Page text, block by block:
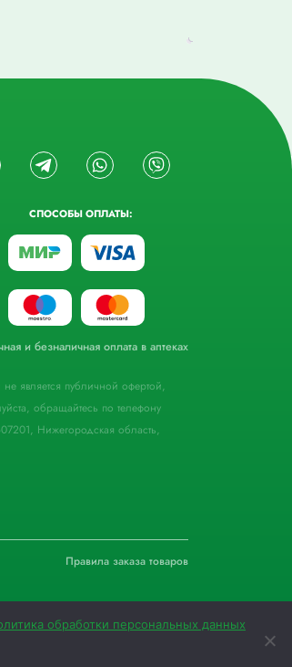
СПОСОБЫ ОПЛАТЫ:
и безналичная оплата в аптеках
является публичной офертой,
обращайтесь по телефону
Нижегородская область,
Правила заказа товаров
обработки персональных данных